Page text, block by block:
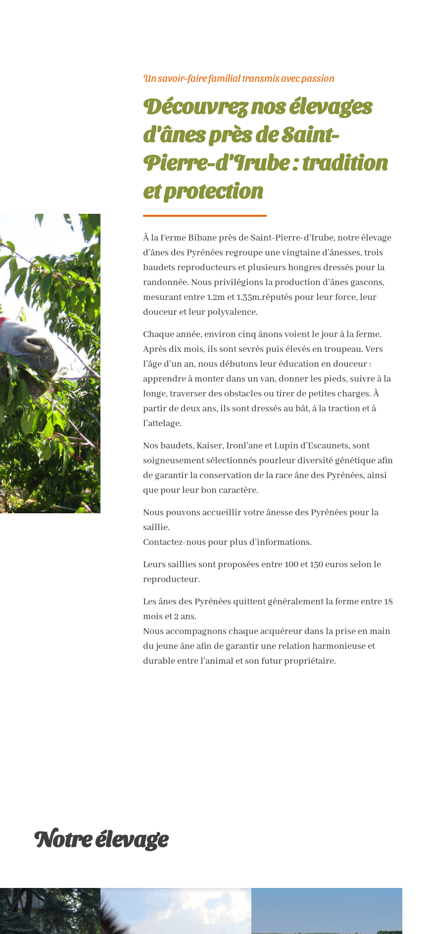
Un savoir-faire familial transmis avec passion
Découvrez nos élevages
d'ânes près de Saint-
Pierre-d'Irube : tradition
et protection
À la Ferme Bibane près de Saint-Pierre-d’Irube, notre élevage
d’ânes des Pyrénées regroupe une vingtaine d’ânesses, trois
baudets reproducteurs et plusieurs hongres dressés pour la
randonnée. Nous privilégions la production d’ânes gascons,
mesurant entre 1.2m et 1.35m,réputés pour leur force, leur
douceur et leur polyvalence.
Chaque année, environ cinq ânons voient le jour à la ferme.
Après dix mois, ils sont sevrés puis élevés en troupeau. Vers
l’âge d’un an, nous débutons leur éducation en douceur :
apprendre à monter dans un van, donner les pieds, suivre à la
longe, traverser des obstacles ou tirer de petites charges. À
partir de deux ans, ils sont dressés au bât, à la traction et à
l’attelage.
Nos baudets, Kaiser, Ironl’ane et Lupin d’Escaunets, sont
soigneusement sélectionnés pourleur diversité génétique afin
de garantir la conservation de la race âne des Pyrénées, ainsi
que pour leur bon caractère.
Nous pouvons accueillir votre ânesse des Pyrénées pour la
saillie.
Contactez-nous pour plus d’informations.
Leurs saillies sont proposées entre 100 et 150 euros selon le
reproducteur.
Les ânes des Pyrénées quittent généralement la ferme entre 18
mois et 2 ans.
Nous accompagnons chaque acquéreur dans la prise en main
du jeune âne afin de garantir une relation harmonieuse et
durable entre l’animal et son futur propriétaire.
Notre élevage